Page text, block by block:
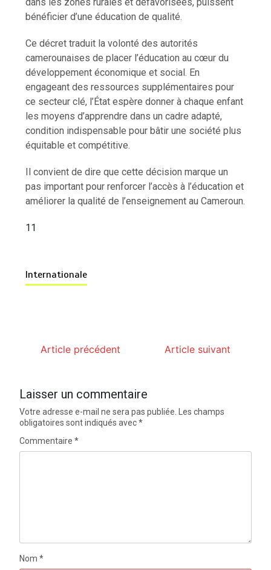
bénéficier d’une éducation de qualité.
Ce décret traduit la volonté des autorités
camerounaises de placer l’éducation au cœur du
développement économique et social. En
engageant des ressources supplémentaires pour
ce secteur clé, l’État espère donner à chaque enfant
les moyens d’apprendre dans un cadre adapté,
condition indispensable pour bâtir une société plus
équitable et compétitive.
Il convient de dire que cette décision marque un
pas important pour renforcer l’accès à l’éducation et
améliorer la qualité de l’enseignement au Cameroun.
11
Internationale
Article précédent Article suivant
Laisser un commentaire
Votre adresse e-mail ne sera pas publiée.
Les champs
obligatoires sont indiqués avec*
Commentaire*
Nom*